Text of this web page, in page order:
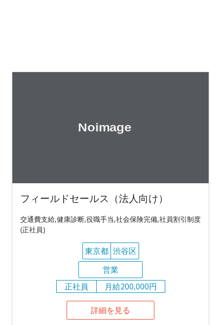
フィールドセールス（法人向け）
交通費支給,健康診断,役職手当,社会保険完備,社員割引制度
(正社員)
東京都 渋谷区
営業
正社員
月給200,000円
詳細を見る